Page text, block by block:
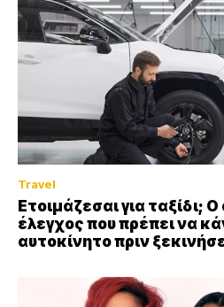
Travel
Ετοιμάζεσαι για ταξίδι;
έλεγχος που πρέπει να
αυτοκίνητο πριν